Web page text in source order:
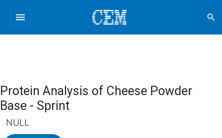
menu search
Protein Analysis of Cheese Powder
Base - Sprint
NULL